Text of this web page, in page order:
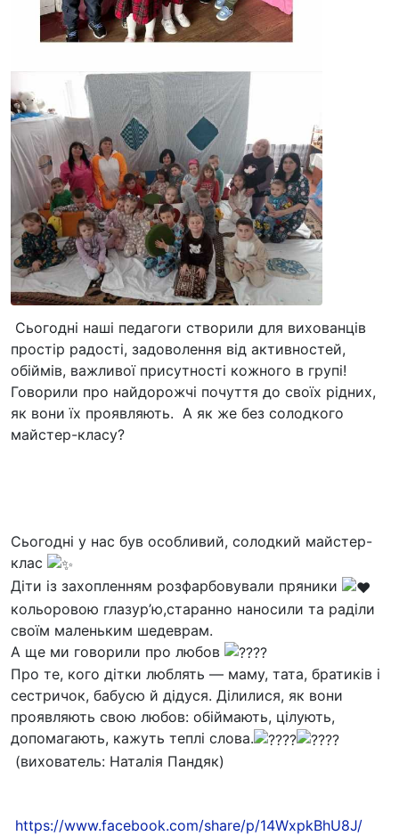
Сьогодні наші педагоги створили для вихованців
простір радості, задоволення від активностей,
обіймів, важливої присутності кожного в групі!
Говорили про найдорожчі почуття до своїх рідних,
як вони їх проявляють. А як же без солодкого
майстер-класу?
Сьогодні у нас був особливий, солодкий майстер-
клас
Діти із захопленням розфарбовували пряники
кольоровою глазур’ю,старанно наносили та раділи
своїм маленьким шедеврам.
А ще ми говорили про любов
Про те, кого дітки люблять — маму, тата, братиків і
сестричок, бабусю й дідуся. Ділилися, як вони
проявляють свою любов: обіймають, цілують,
допомагають, кажуть теплі слова.
(вихователь: Наталія Пандяк)
https://www.facebook.com/share/p/14WxpkBhU8J/